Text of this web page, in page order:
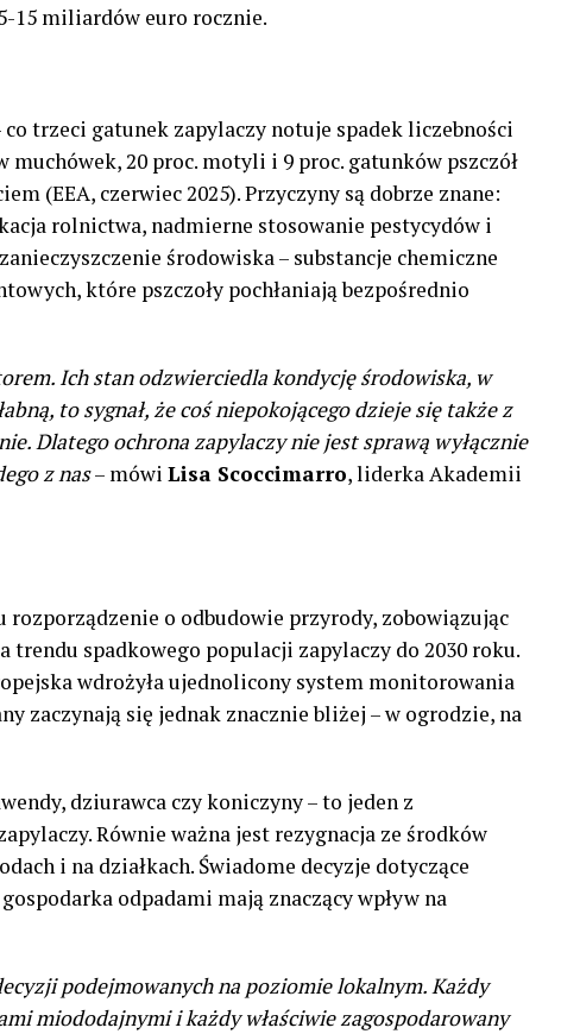
15 miliardów euro rocznie.
trzeci gatunek zapylaczy notuje spadek liczebności
20 proc. motyli i 9 proc. gatunków pszczół
(EEA, czerwiec 2025). Przyczyny są dobrze znane:
rolnictwa, nadmierne stosowanie pestycydów i
środowiska – substancje chemiczne
które pszczoły pochłaniają bezpośrednio
Ich stan odzwierciedla kondycję środowiska, w
to sygnał, że coś niepokojącego dzieje się także z
Dlatego ochrona zapylaczy nie jest sprawą wyłącznie
z nas– mówi Lisa Scoccimarro, liderka Akademii
rozporządzenie o odbudowie przyrody, zobowiązując
trendu spadkowego populacji zapylaczy do 2030 roku.
wdrożyła ujednolicony system monitorowania
zaczynają się jednak znacznie bliżej – w ogrodzie, na
dziurawca czy koniczyny – to jeden z
Równie ważna jest rezygnacja ze środków
i na działkach. Świadome decyzje dotyczące
odpadami mają znaczący wpływ na
podejmowanych na poziomie lokalnym. Każdy
miododajnymi i każdy właściwie zagospodarowany